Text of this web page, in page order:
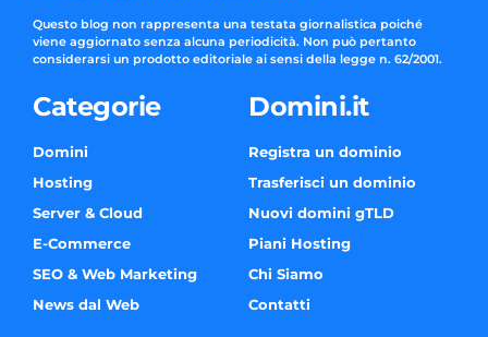
Questo blog non rappresenta una testata giornalistica poiché
viene aggiornato senza alcuna periodicità. Non può pertanto
considerarsi un prodotto editoriale ai sensi della legge n. 62/2001.
Categorie
Domini
Hosting
Server & Cloud
E-Commerce
SEO & Web Marketing
News dal Web
Domini.it
Registra un dominio
Trasferisci un dominio
Nuovi domini gTLD
Piani Hosting
Chi Siamo
Contatti